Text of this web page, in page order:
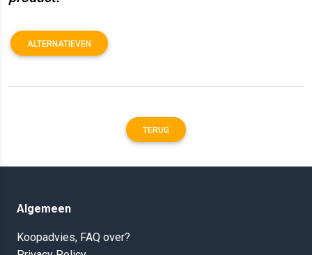
ALTERNATIEVEN
TERUG
Algemeen
Koopadvies, FAQ over?